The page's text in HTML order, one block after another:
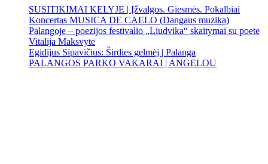
SUSITIKIMAI KELYJE | Įžvalgos. Giesmės. Pokalbiai
Koncertas MUSICA DE CAELO (Dangaus muzika)
Palangoje – poezijos festivalio „Liudvika“ skaitymai su poete
Vitalija Maksvyte
Egidijus Sipavičius: Širdies gelmėj | Palanga
PALANGOS PARKO VAKARAI | ANGELOU